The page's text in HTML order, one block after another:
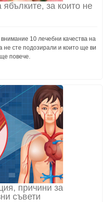
за които не
10 лечебни качества на
не сте подозирали и които ще ви
повече.
причини за
съвети